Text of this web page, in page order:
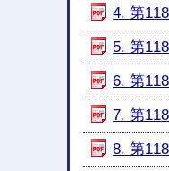
4. 第
5. 第
6. 第
7. 第
8. 第